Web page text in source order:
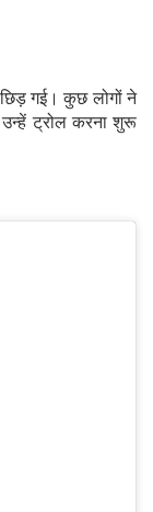
गई। कुछ लोगों ने
ट्रोल करना शुरू